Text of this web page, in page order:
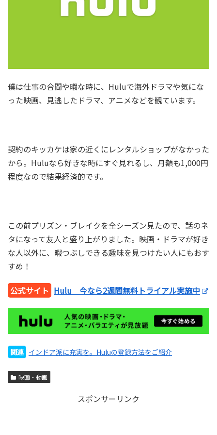
僕は仕事の合間や暇な時に、Huluで海外ドラマや気にな
った映画、見逃したドラマ、アニメなどを観ています。
契約のキッカケは家の近くにレンタルショップがなかった
から。Huluなら好きな時にすぐ見れるし、月額も1,000円
程度なので結果経済的です。
この前プリズン・ブレイクを全シーズン見たので、話のネ
タになって友人と盛り上がりました。映画・ドラマが好き
な人以外に、暇つぶしできる趣味を見つけたい人にもおす
すめ！
公式サイト Hulu 今なら2週間無料トライアル実施中
関連 インドア派に充実を。Huluの登録方法をご紹介
映画・動画
スポンサーリンク